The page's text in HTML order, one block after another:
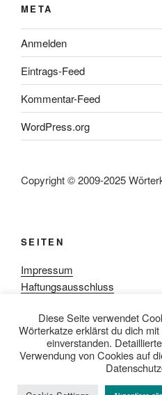
META
Anmelden
Eintrags-Feed
Kommentar-Feed
WordPress.org
Copyright © 2009-2025
SEITEN
Impressum
Haftungsausschluss
Rezensionpolitik
Bewertungsschema
Media-Kit
Diese Seite verwendet
Wörterkatze erklärst du dich
einverstanden.
Verwendung von Cookies auf